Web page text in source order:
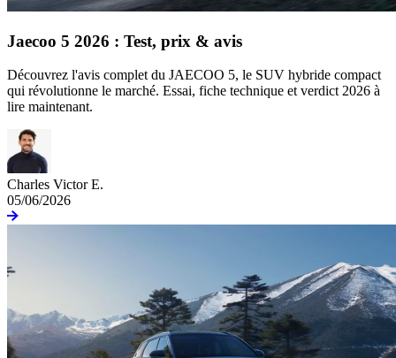
Jaecoo 5 2026 : Test, prix & avis
Découvrez l'avis complet du JAECOO 5, le SUV hybride compact
qui révolutionne le marché. Essai, fiche technique et verdict 2026 à
lire maintenant.
Charles Victor E.
05/06/2026